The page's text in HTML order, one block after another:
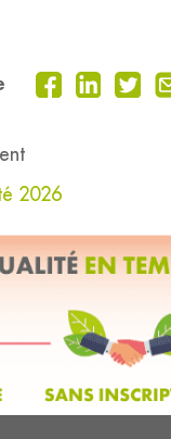
2026